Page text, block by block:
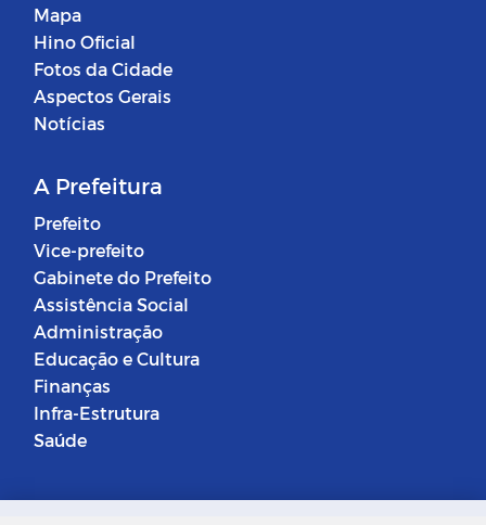
Mapa
Hino Oficial
Fotos da Cidade
Aspectos Gerais
Notícias
A Prefeitura
Prefeito
Vice-prefeito
Gabinete do Prefeito
Assistência Social
Administração
Educação e Cultura
Finanças
Infra-Estrutura
Saúde